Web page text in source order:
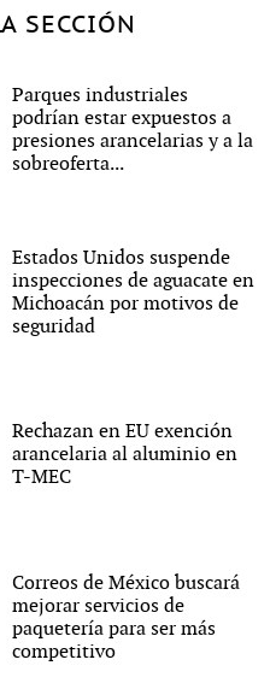
SECCIÓN
Parques industriales
podrían estar expuestos a
presiones arancelarias y a la
sobreoferta...
Estados Unidos suspende
inspecciones de aguacate en
Michoacán por motivos de
seguridad
Rechazan en EU exención
arancelaria al aluminio en
T-MEC
Correos de México buscará
mejorar servicios de
paquetería para ser más
competitivo